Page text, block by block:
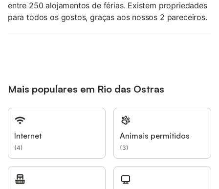
entre 250 alojamentos de férias. Existem propriedades
para todos os gostos, graças aos nossos 2 pareceiros.
Mais populares em Rio das Ostras
Internet
(4)
Animais permitidos
(3)